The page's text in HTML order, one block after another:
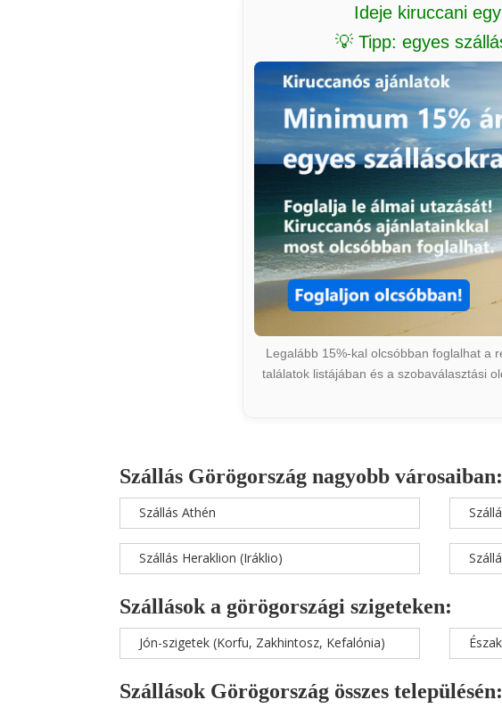
Ideje kiruccani
💡 Tipp: egyes
Legalább 15%-kal olcsóbban foglalhat a
találatok listájában és a szobaválasztási
Szállás Görögország nagyobb városaiban:
Szállás Athén
Szállás Heraklion (Iráklio)
Szállások a görögországi szigeteken:
Jón-szigetek (Korfu, Zakhintosz, Kefalónia)
Szállások Görögország összes településén: